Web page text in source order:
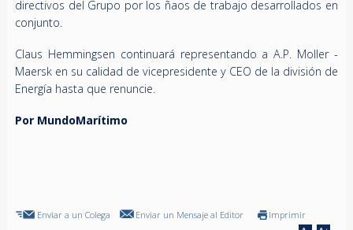
directivos del Grupo por los ñaos de trabajo desarrollados en
conjunto.
Claus Hemmingsen continuará representando a A.P. Moller -
Maersk en su calidad de vicepresidente y CEO de la división de
Energía hasta que renuncie.
Por MundoMarítimo
Enviar a un Colega Enviar un Mensaje al Editor Imprimir